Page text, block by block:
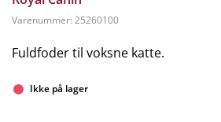
Varenummer: 25260100
Fuldfoder til voksne katte.
Ikke på lager